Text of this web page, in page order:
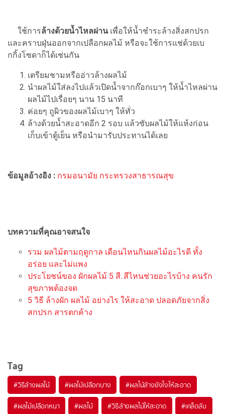
ใช้การล้างด้วยน้ำไหลผ่านเพื่อให้น้ำชำระล้างสิ่งสกปรก
และคราบฝุ่นออกจากเปลือกผลไม้ หรือจะใช้การแช่ด้วยเบ
กกิ้งโซดาก็ได้เช่นกัน
เตรียมชามหรืออ่าวล้างผลไม้
นำผลไม้ใส่ลงไปแล้วเปิดน้ำจากก๊อกเบาๆ ให้น้ำไหลผ่าน
ผลไม้ไปเรื่อยๆ นาน 15 นาที
ค่อยๆ ถูผิวของผลไม้เบาๆ ให้ทั่ว
ล้างด้วยน้ำสะอาดอีก 2 รอบ แล้วซับผลไม้ให้แห้งก่อน
เก็บเข้าตู้เย็น หรือนำมารับประทานได้เลย
ข้อมูลอ้างอิง : กรมอนามัย กระทรวงสาธารณสุข
บทความที่คุณอาจสนใจ
รวม ผลไม้ตามฤดูกาล เดือนไหนกินผลไม้อะไรดี ทั้ง
อร่อย และไม่แพง
ประโยชน์ของ ผักผลไม้ 5 สี..สีไหนช่วยอะไรบ้าง คนรัก
สุขภาพต้องจด
5 วิธี ล้างผัก ผลไม้ อย่างไร ให้สะอาด ปลอดภัยจากสิ่ง
สกปรก สารตกค้าง
Tag
#วิธีล้างผลไม้ #ผลไม้เปลือกบาง #ผลไม้ล้างยังไงให้สะอาด
#ผลไม้เปลือกหนา #ผลไม้ #วิธีล้างผลไม้ให้สะอาด #เคล็ดลับ